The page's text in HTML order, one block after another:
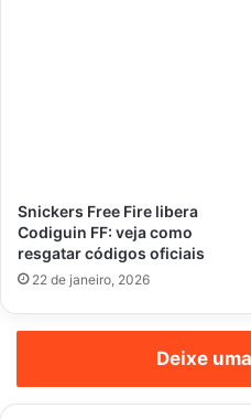
Snickers Free Fire libera
Codiguin FF: veja como
resgatar códigos oficiais
22 de janeiro, 2026
Deixe